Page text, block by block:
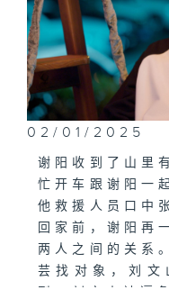
02/01/2025
谢阳收到了山里
忙开车跟谢阳一
他救援人员口中
回家前，谢阳再
两人之间的关系
芸找对象，刘文